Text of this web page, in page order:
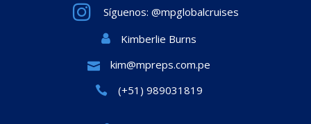
Síguenos: @mpglobalcruises
Kimberlie Burns
kim@mpreps.com.pe
(+51) 989031819